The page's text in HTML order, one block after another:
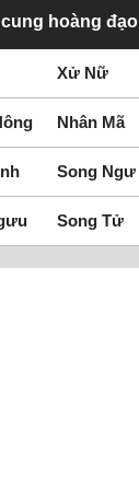
hoàng đạo
Xử Nữ
Nhân Mã
Song Ngư
Song Tử